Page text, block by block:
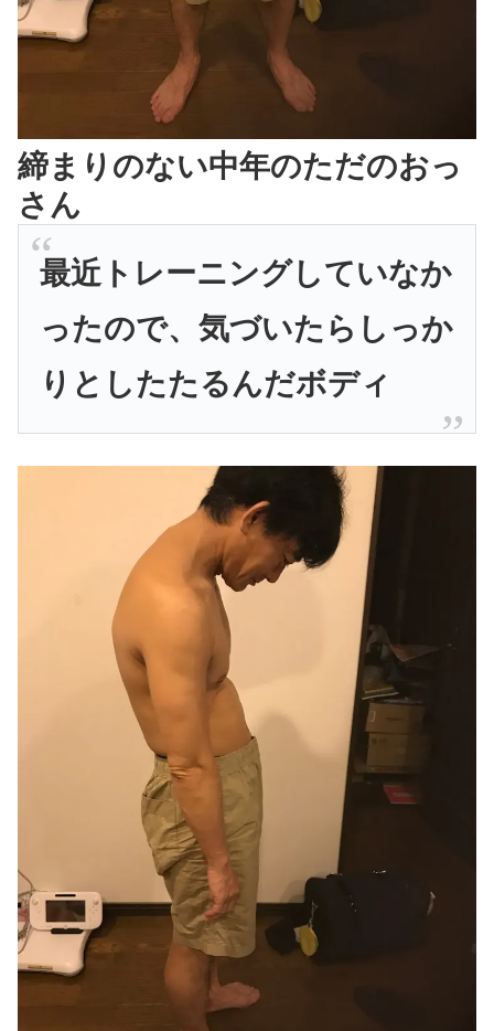
締まりのない中年のただのおっ
さん
最近トレーニングしていなか
ったので、気づいたらしっか
りとしたたるんだボディ